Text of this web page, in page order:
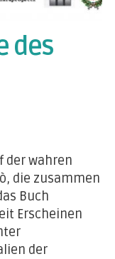
des
der wahren
die zusammen
Buch
Erscheinen
der